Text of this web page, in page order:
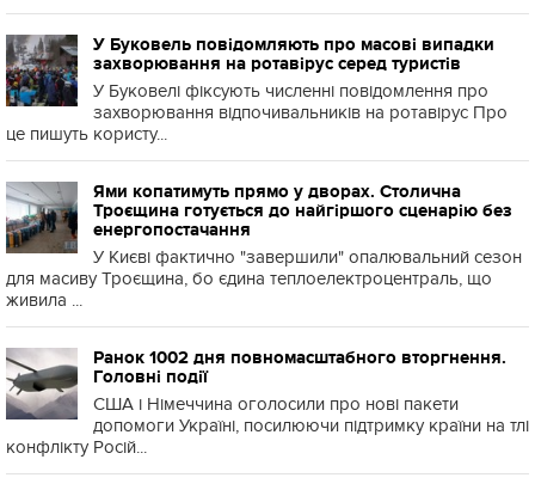
У Буковель повідомляють про масові випадки
захворювання на ротавірус серед туристів
У Буковелі фіксують численні повідомлення про
захворювання відпочивальників на ротавірус Про
це пишуть користу...
Ями копатимуть прямо у дворах. Столична
Троєщина готується до найгіршого сценарію без
енергопостачання
У Києві фактично "завершили" опалювальний сезон
для масиву Троєщина, бо єдина теплоелектроцентраль, що
живила ...
Ранок 1002 дня повномасштабного вторгнення.
Головні події
США і Німеччина оголосили про нові пакети
допомоги Україні, посилюючи підтримку країни на тлі
конфлікту Росій...